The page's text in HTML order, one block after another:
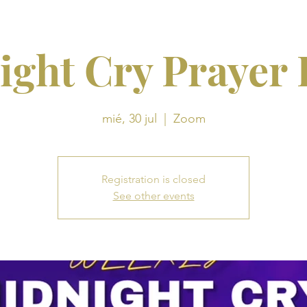
Cry Prayer
mié, 30 jul Zoom
Registration is closed
See other events